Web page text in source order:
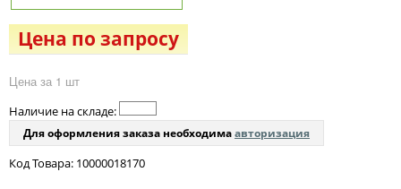
Цена по запросу
Цена за 1 шт
Наличие на складе:
Для оформления заказа необходимаавторизация
Код Товара: 10000018170